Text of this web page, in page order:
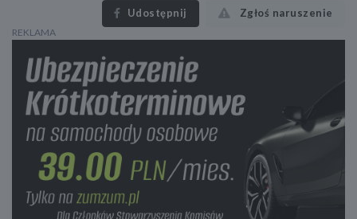
Udostępnij Zgłoś naruszenie
REKLAMA